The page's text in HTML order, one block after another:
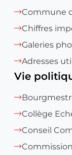
Commune
Chiffres
Galeries
Adresses
Vie
Collège
Conseil